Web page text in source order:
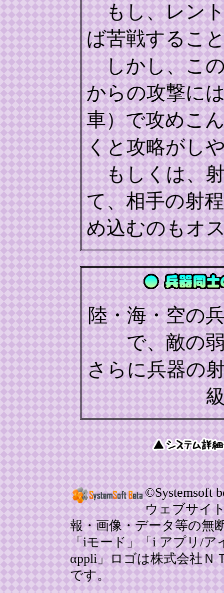
もし、レント
ば苦戦するこ
しかし、この
からの攻撃に
車）で攻めこ
くと攻略がし
もしくは、射
て、相手の射
め込むのもオ
陸・海・空の
で、敵の
さらに兵器の
©Systemsoft
ウェブサイ
報・画像・データ等の無
「iモード」「i アプリ/ア
αppli」ロゴは株式会社Ｎ
です。